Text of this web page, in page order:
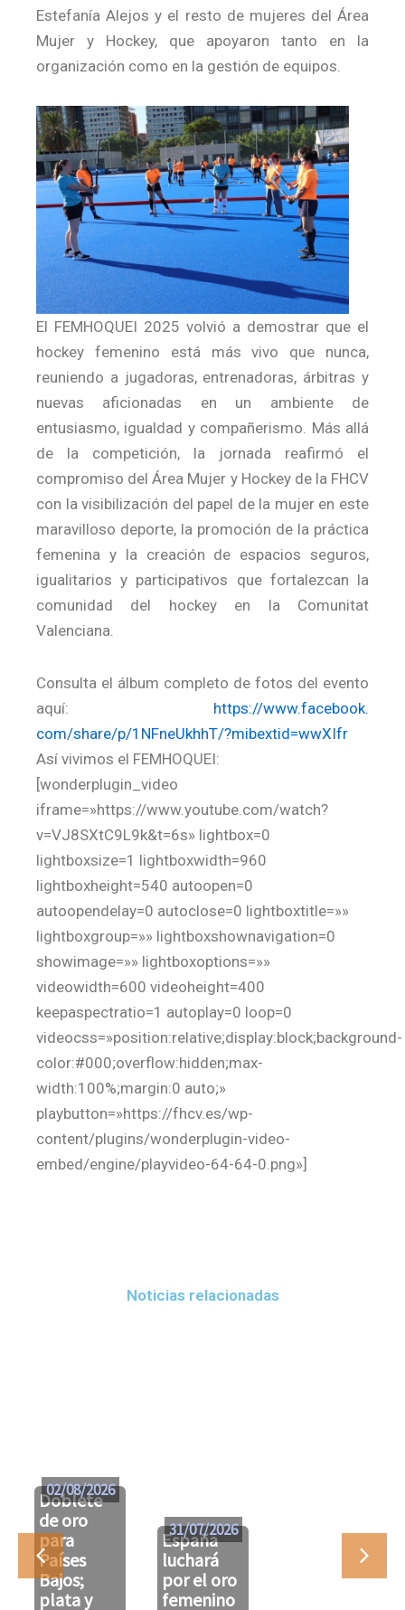
Estefanía Alejos y el resto de mujeres del Área
Mujer y Hockey, que apoyaron tanto en la
organización como en la gestión de equipos.
El FEMHOQUEI 2025 volvió a demostrar que el
hockey femenino está más vivo que nunca,
reuniendo a jugadoras, entrenadoras, árbitras y
nuevas aficionadas en un ambiente de
entusiasmo, igualdad y compañerismo. Más allá
de la competición, la jornada reafirmó el
compromiso del Área Mujer y Hockey de la FHCV
con la visibilización del papel de la mujer en este
maravilloso deporte, la promoción de la práctica
femenina y la creación de espacios seguros,
igualitarios y participativos que fortalezcan la
comunidad del hockey en la Comunitat
Valenciana.
Consulta el álbum completo de fotos del evento
aquí: https://www.facebook.
com/share/p/1NFneUkhhT/?mibextid=wwXIfr
Así vivimos el FEMHOQUEI:
[wonderplugin_video
iframe=»https://www.youtube.com/watch?
v=VJ8SXtC9L9k&t=6s» lightbox=0
lightboxsize=1 lightboxwidth=960
lightboxheight=540 autoopen=0
autoopendelay=0 autoclose=0 lightboxtitle=»»
lightboxgroup=»» lightboxshownavigation=0
showimage=»» lightboxoptions=»»
videowidth=600 videoheight=400
keepaspectratio=1 autoplay=0 loop=0
videocss=»position:relative;display:block;background-
color:#000;overflow:hidden;max-
width:100%;margin:0 auto;»
playbutton=»https://fhcv.es/wp-
content/plugins/wonderplugin-video-
embed/engine/playvideo-64-64-0.png»]
Noticias relacionadas
Doblete
de oro
para
Países
Bajos;
plata y
02/08/2026
España
luchará
por el oro
femenino
31/07/2026